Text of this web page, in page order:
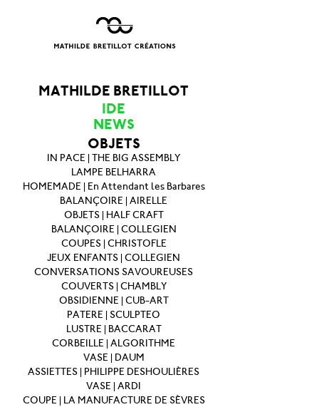
MATHILDE BRETILLOT
IDE
NEWS
OBJETS
IN PACE | THE BIG ASSEMBLY
LAMPE BELHARRA
HOMEMADE | En Attendant les Barbares
BALANÇOIRE | AIRELLE
OBJETS | HALF CRAFT
BALANÇOIRE | COLLEGIEN
COUPES | CHRISTOFLE
JEUX ENFANTS | COLLEGIEN
CONVERSATIONS SAVOUREUSES
COUVERTS | CHAMBLY
OBSIDIENNE | CUB-ART
PATERE | SCULPTEO
LUSTRE | BACCARAT
CORBEILLE | ALGORITHME
VASE | DAUM
ASSIETTES | PHILIPPE DESHOULIÈRES
VASE | ARDI
COUPE | LA MANUFACTURE DE SÈVRES